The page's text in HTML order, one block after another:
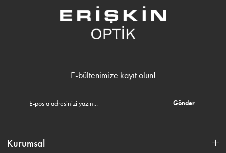
E-bültenimize kayıt olun!
Gönder
Kurumsal